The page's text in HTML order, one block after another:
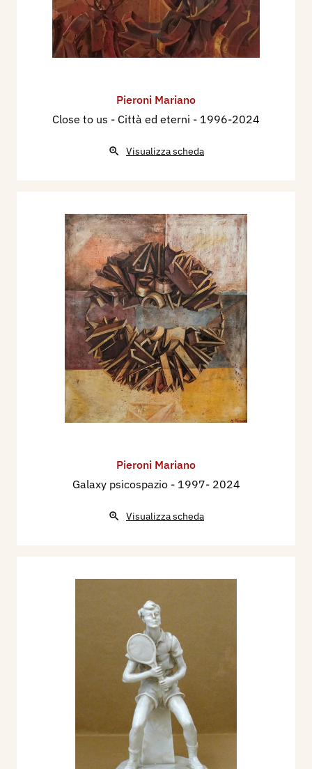
Pieroni Mariano
Close to us - Città ed eterni - 1996-2024
Visualizza scheda
Pieroni Mariano
Galaxy psicospazio - 1997- 2024
Visualizza scheda